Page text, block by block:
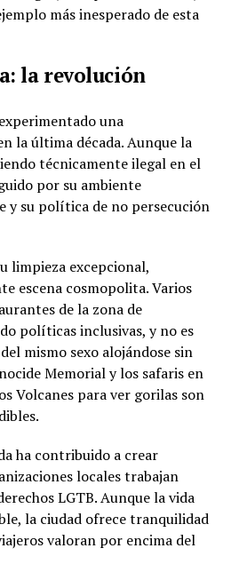
más inesperado de esta
la revolución
una
la última década. Aunque la
técnicamente ilegal en el
por su ambiente
su política de no persecución
limpieza excepcional,
escena cosmopolita. Varios
de la zona de
políticas inclusivas, y no es
mismo sexo alojándose sin
Memorial y los safaris en
Volcanes para ver gorilas son
ha contribuido a crear
locales trabajan
LGTB. Aunque la vida
la ciudad ofrece tranquilidad
valoran por encima del